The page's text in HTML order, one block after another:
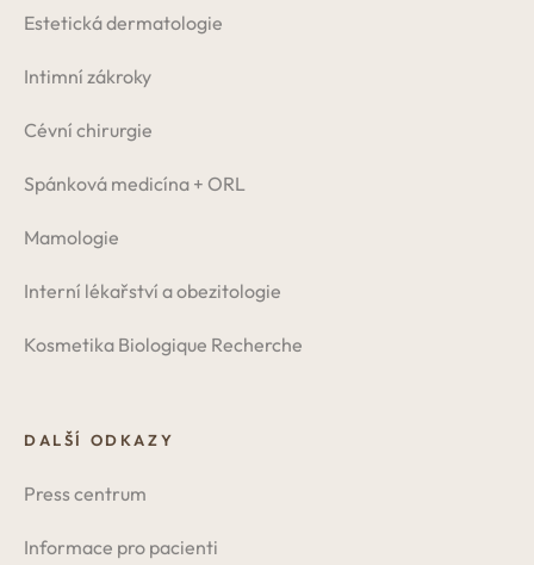
Estetická dermatologie
Intimní zákroky
Cévní chirurgie
Spánková medicína + ORL
Mamologie
Interní lékařství a obezitologie
Kosmetika Biologique Recherche
DALŠÍ ODKAZY
Press centrum
Informace pro pacienti